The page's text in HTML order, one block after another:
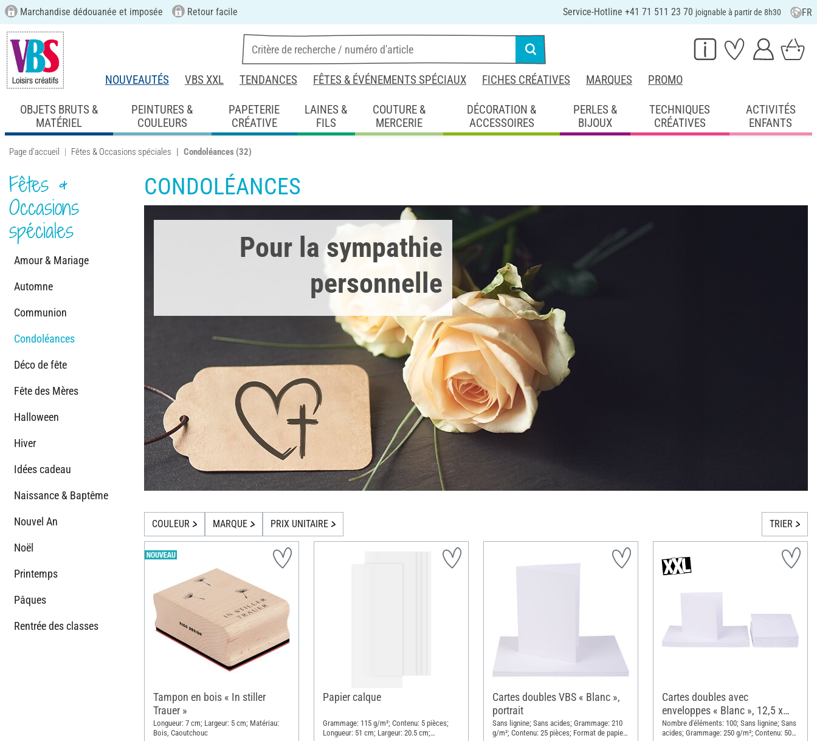
Marchandise dédouanée et imposée Retour facile Service-Hotline +41 71 511 23 70 joignable à partir de 8h30 FR
NOUVEAUTÉS VBS XXL TENDANCES FÊTES & ÉVÉNEMENTS SPÉCIAUX FICHES CRÉATIVES MARQUES PROMO
OBJETS BRUTS &
MATÉRIEL
PEINTURES &
COULEURS
PAPETERIE
CRÉATIVE
LAINES &
FILS
COUTURE &
MERCERIE
DÉCORATION &
ACCESSOIRES
PERLES &
BIJOUX
TECHNIQUES
CRÉATIVES
ACTIVITÉS
ENFANTS
Page d'accueil Fêtes & Occasions spéciales Condoléances (32)
Fêtes &
Occasions
spéciales
Amour & Mariage
Automne
Communion
Condoléances
Déco de fête
Fête des Mères
Halloween
Hiver
Idées cadeau
Naissance & Baptême
Nouvel An
Noël
Printemps
Pâques
Rentrée des classes
CONDOLÉANCES
Pour la sympathie
personnelle
COULEUR MARQUE PRIX UNITAIRE TRIER
Tampon en bois « In stiller
Trauer »
Longueur: 7 cm; Largeur: 5 cm; Matériau:
Bois, Caoutchouc
Papier calque
Grammage: 115 g/m²; Contenu: 5 pièces;
Longueur: 51 cm; Largeur: 20.5 cm;
Cartes doubles VBS « Blanc »,
portrait
Sans lignine; Sans acides; Grammage: 210
g/m²; Contenu: 25 pièces; Format de papier
Cartes doubles avec
enveloppes « Blanc », 12,5 x
12,5 cm, 50 pc.
Nombre d'éléments: 100; Sans lignine; Sans
acides; Grammage: 250 g/m²; Contenu: 50